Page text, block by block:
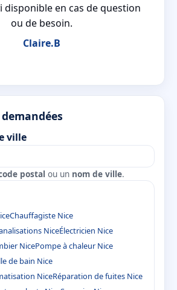
disponible en cas de question
ou de besoin.
Claire.B
ville
postal ou un nom de ville.
Chauffagiste Nice
NiceÉlectricien Nice
NicePompe à chaleur Nice
de bain Nice
NiceRéparation de fuites Nice